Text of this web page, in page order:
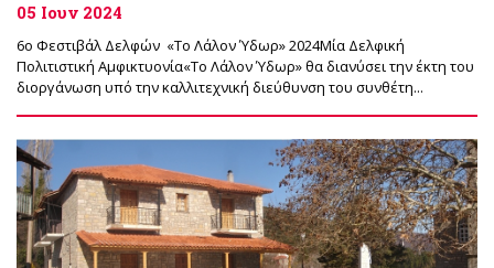
05 Ιουν 2024
6ο Φεστιβάλ Δελφών «Το Λάλον Ύδωρ» 2024Μία Δελφική
Πολιτιστική Αμφικτυονία«To Λάλον Ύδωρ» θα διανύσει την έκτη του
διοργάνωση υπό την καλλιτεχνική διεύθυνση του συνθέτη...